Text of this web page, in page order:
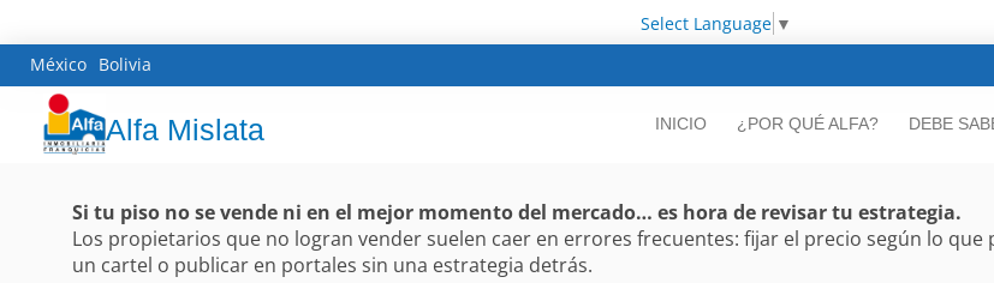
Select Language ▼
México Bolivia
Alfa Mislata INICIO ¿POR QUÉ ALFA? DEBE
Si tu piso no se vende ni en el mejor momento del mercado… es hora de revisar tu estrategia.
Los propietarios que no logran vender suelen caer en errores frecuentes: fijar el precio según lo
un cartel o publicar en portales sin una estrategia detrás.